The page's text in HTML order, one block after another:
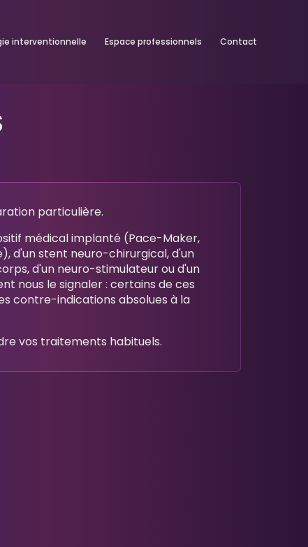
interventionnelle Espace professionnels Contact
particulière.
médical implanté (Pace-Maker,
d'un stent neuro-chirurgical, d'un
d'un neuro-stimulateur ou d'un
nous le signaler : certains de ces
contre-indications absolues à la
vos traitements habituels.